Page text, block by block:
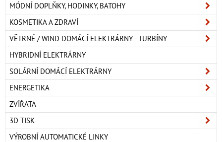
MÓDNÍ DOPLŇKY, HODINKY, BATOHY
KOSMETIKA A ZDRAVÍ
VĚTRNÉ / WIND DOMÁCÍ ELEKTRÁRNY - TURBÍNY
HYBRIDNÍ ELEKTRÁRNY
SOLÁRNÍ DOMÁCÍ ELEKTRÁRNY
ENERGETIKA
ZVÍŘATA
3D TISK
VÝROBNÍ AUTOMATICKÉ LINKY